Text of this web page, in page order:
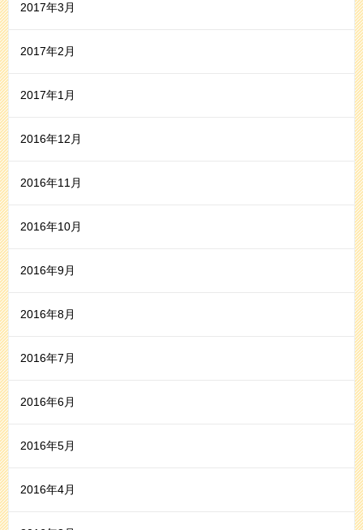
2017年3月
2017年2月
2017年1月
2016年12月
2016年11月
2016年10月
2016年9月
2016年8月
2016年7月
2016年6月
2016年5月
2016年4月